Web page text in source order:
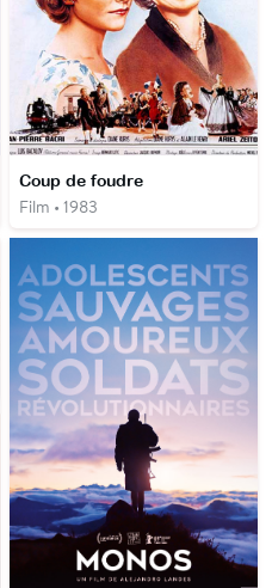
Coup de foudre
Film • 1983